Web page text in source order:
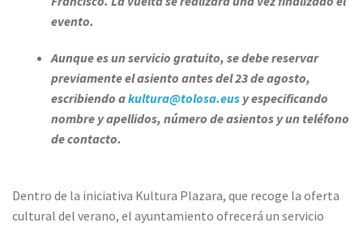
evento.
Aunque es un servicio gratuito, se debe reservar
previamente el asiento antes del 23 de agosto,
escribiendo akultura@tolosa.eus y especificando
nombre y apellidos, número de asientos y un teléfono
de contacto.
Dentro de la iniciativa Kultura Plazara, que recoge la oferta
cultural del verano, el ayuntamiento ofrecerá un servicio